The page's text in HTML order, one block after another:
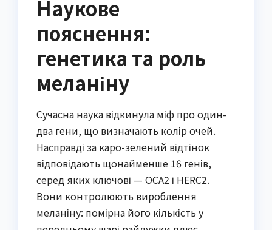
Наукове
пояснення:
генетика та роль
меланіну
Сучасна наука відкинула міф про один-
два гени, що визначають колір очей.
Насправді за каро-зелений відтінок
відповідають щонайменше 16 генів,
серед яких ключові — OCA2 і HERC2.
Вони контролюють вироблення
меланіну: помірна його кількість у